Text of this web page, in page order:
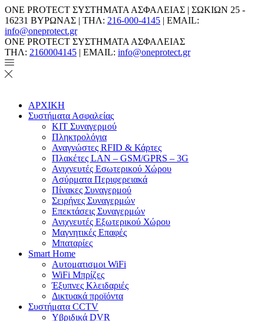
ONE PROTECT ΣΥΣΤΗΜΑΤΑ ΑΣΦΑΛΕΙΑΣ | ΣΩΚΙΩΝ 25 -
16231 ΒΥΡΩΝΑΣ | ΤΗΛ: 216-000-4145 | EMAIL:
info@oneprotect.gr
ONE PROTECT ΣΥΣΤΗΜΑΤΑ ΑΣΦΑΛΕΙΑΣ
ΤΗΛ: 2160004145 | EMAIL: info@oneprotect.gr
ΑΡΧΙΚΗ
Συστήματα Ασφαλείας
ΚΙΤ Συναγερμού
Πληκτρολόγια
Αναγνώστες RFID & Κάρτες
Πλακέτες LAN – GSM/GPRS – 3G
Ανιχνευτές Εσωτερικού Χώρου
Aσύρματα Περιφερειακά
Πίνακες Συναγερμού
Σειρήνες Συναγερμών
Επεκτάσεις Συναγερμών
Ανιχνευτές Εξωτερικού Χώρου
Μαγνητικές Επαφές
Μπαταρίες
Smart Home
Αυτοματισμοι WiFi
WiFi Μπρίζες
Έξυπνες Κλειδαριές
Δικτυακά προϊόντα
Συστήματα CCTV
Υβριδικά DVR